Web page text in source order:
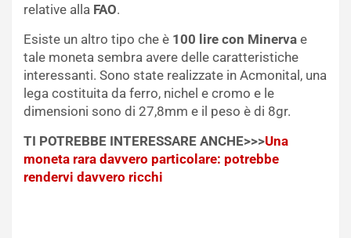
relative alla FAO.
Esiste un altro tipo che è 100 lire con Minerva e
tale moneta sembra avere delle caratteristiche
interessanti. Sono state realizzate in Acmonital, una
lega costituita da ferro, nichel e cromo e le
dimensioni sono di 27,8mm e il peso è di 8gr.
TI POTREBBE INTERESSARE ANCHE>>>Una
moneta rara davvero particolare: potrebbe
rendervi davvero ricchi